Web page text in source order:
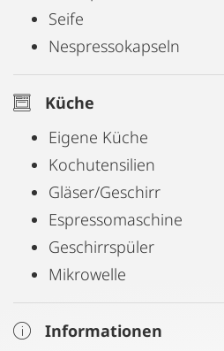
Seife
Nespressokapseln
Küche
Eigene Küche
Kochutensilien
Gläser/Geschirr
Espressomaschine
Geschirrspüler
Mikrowelle
Informationen